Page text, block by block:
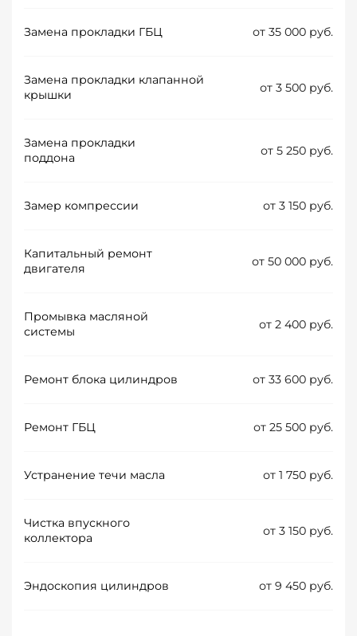
Замена прокладки ГБЦ от 35 000 руб.
Замена прокладки клапанной
крышки
от 3 500 руб.
Замена прокладки
поддона
от 5 250 руб.
Замер компрессии от 3 150 руб.
Капитальный ремонт
двигателя
от 50 000 руб.
Промывка масляной
системы
от 2 400 руб.
Ремонт блока цилиндров от 33 600 руб.
Ремонт ГБЦ от 25 500 руб.
Устранение течи масла от 1 750 руб.
Чистка впускного
коллектора
от 3 150 руб.
Эндоскопия цилиндров от 9 450 руб.